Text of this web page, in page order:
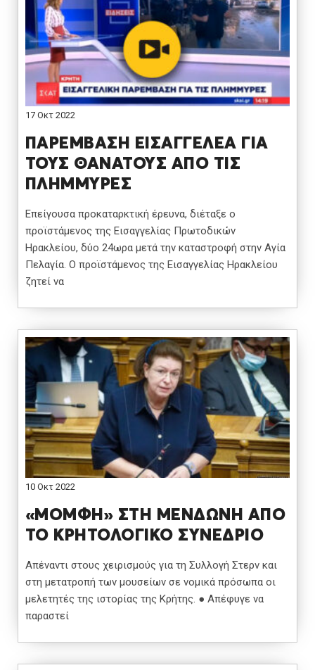
17 Οκτ 2022
ΠΑΡΕΜΒΑΣΗ ΕΙΣΑΓΓΕΛΕΑ ΓΙΑ
ΤΟΥΣ ΘΑΝΑΤΟΥΣ ΑΠΟ ΤΙΣ
ΠΛΗΜΜΥΡΕΣ
Επείγουσα προκαταρκτική έρευνα, διέταξε ο
προϊστάμενος της Εισαγγελίας Πρωτοδικών
Ηρακλείου, δύο 24ωρα μετά την καταστροφή στην Αγία
Πελαγία. Ο προϊστάμενος της Εισαγγελίας Ηρακλείου
ζητεί να
10 Οκτ 2022
«ΜΟΜΦΗ» ΣΤΗ ΜΕΝΔΩΝΗ ΑΠΟ
ΤΟ ΚΡΗΤΟΛΟΓΙΚΟ ΣΥΝΕΔΡΙΟ
Απέναντι στους χειρισμούς για τη Συλλογή Στερν και
στη μετατροπή των μουσείων σε νομικά πρόσωπα οι
μελετητές της ιστορίας της Κρήτης. ● Απέφυγε να
παραστεί